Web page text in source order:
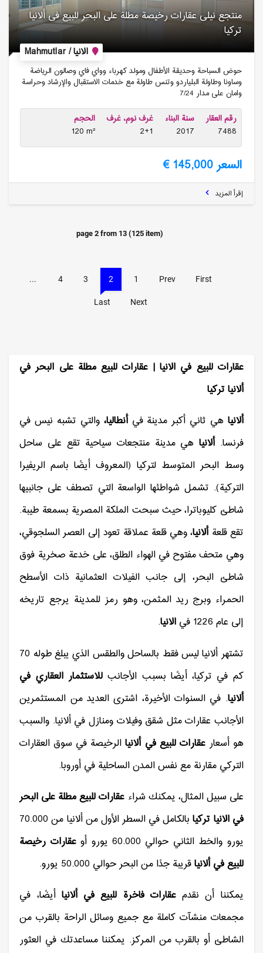
منتجع نیلی عقارات رخیصة مطلة على البحر للبیع فی ألانیا
تركیا
الانيا / Mahmutlar
حوض السباحة وحديقة الأطفال ومولد كهرباء وواي فاي وصالون الرياضة
وساونا وطاولة البلياردو وتنس طاولة مع خدمات الاستقبال والإرشاد وحراسة
وامان على مدار 7/24
رقم العقار
7488
سنة البناء
2017
غرف نوم، غرف
2+1
الحجم
120 m²
السعر 145,000 €
إقرأ المزيد
page 2 from 13 (125 item)
First
Prev
1
2
3
4
...
Next
Last
عقارات للبيع في الانيا | عقارات للبيع مطلة على البحر في
ألانيا تركيا
ألانيا هي ثاني أكبر مدينة فيأنطاليا، والتي تشبه نيس في
فرنسا.ألانياهي مدينة منتجعات سياحية تقع على ساحل
وسط البحر المتوسط ​​لتركيا (المعروف أيضًا باسم الريفيرا
التركية). تشمل شواطئها الواسعة التي تصطف على جانبيها
شاطئ كليوباترا، حيث سبحت الملكة المصرية بسمعة طيبة.
تقع قلعةألانيا، وهي قلعة عملاقة تعود إلى العصر السلجوقي،
وهي متحف مفتوح في الهواء الطلق، على خدعة صخرية فوق
شاطئ البحر، إلى جانب الفيلات العثمانية ذات الأسطح
الحمراء وبرج ريد المثمن، وهو رمز للمدينة يرجع تاريخه
إلى عام 1226 في
الانيا.
تشتهر ألانيا ليس فقط بالساحل والطقس الذي يبلغ طوله 70
كم في تركيا، أيضًا بسبب الأجانبللاستثمار العقاري في
ألانيا. في السنوات الأخيرة، اشترى العديد من المستثمرين
الأجانب عقارات مثل شقق وفيلات ومنازل في ألانيا. والسبب
هو أسعارعقارات للبيع في ألانياالرخيصة في سوق العقارات
التركي مقارنة مع نفس المدن الساحلية في أوروبا.
على سبيل المثال، يمكنك شراء عقارات للبيع مطلة على البحر
في الانيا تركيا
بالكامل في السطر الأول من ألانيا من 70.000
يورو والخط الثاني حوالي 60.000 يورو أو
عقارات رخيصة
للبيع في ألانياقريبة جدًا من البحر حوالي 50.000 يورو.
يمكننا أن نقدمعقارات فاخرة للبيع في ألانيا أيضًا، في
مجمعات منشآت كاملة مع جميع وسائل الراحة بالقرب من
الشاطئ أو بالقرب من المركز. يمكننا مساعدتك في العثور